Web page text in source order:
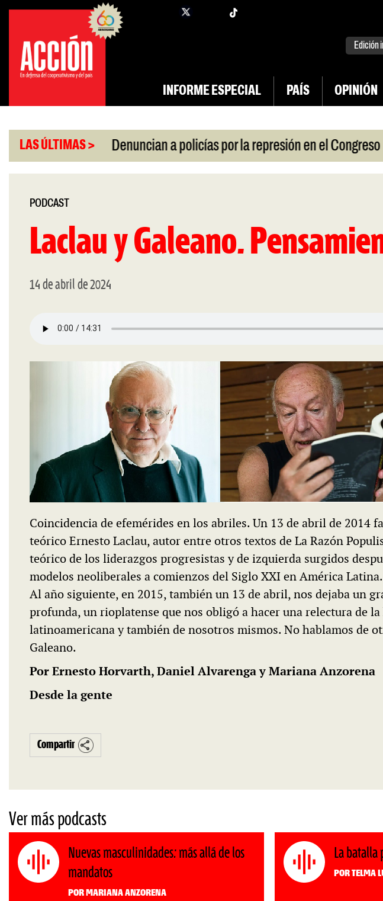
Saltar
contenido
facebook
Edición
INFORME ESPECIAL PAÍS OPINIÓN
LAS ÚLTIMAS >
por la crisis | Denuncian a policías por la represión en el Congreso |
PODCAST
Laclau y Galeano.
14 de abril de 2024
Coincidencia de efemérides en los abriles. Un 13 de abril de 2014
teórico Ernesto Laclau, autor entre otros textos de La Razón
teórico de los liderazgos progresistas y de izquierda surgidos
modelos neoliberales a comienzos del Siglo XXI en América Latina.
Al año siguiente, en 2015, también un 13 de abril, nos dejaba un
profunda, un rioplatense que nos obligó a hacer una relectura de
latinoamericana y también de nosotros mismos. No hablamos de
Galeano.
Por Ernesto Horvarth,Daniel Alvarengay Mariana Anzorena
Desde la gente
Compartir
Ver más podcasts
Nuevas masculinidades: más allá de los
mandatos
Por Mariana Anzorena
La batalla
Por Telma